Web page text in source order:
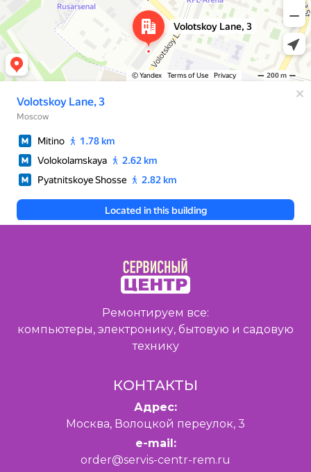
Ремонтируем все:
компьютеры, электронику, бытовую и садовую
технику
КОНТАКТЫ
Адрес:
Москва, Волоцкой переулок, 3
e-mail:
order@servis-centr-rem.ru